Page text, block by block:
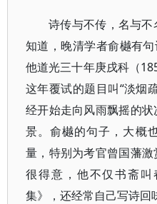
诗传与不传，名与
知道，晚清学者俞樾有
他道光三十年庚戌科（
这年覆试的题目叫“淡烟
经开始走向风雨飘摇的
景。俞樾的句子，大概
量，特别为考官曾国藩
很得意，他不仅书斋
集》，还经常自己写诗回